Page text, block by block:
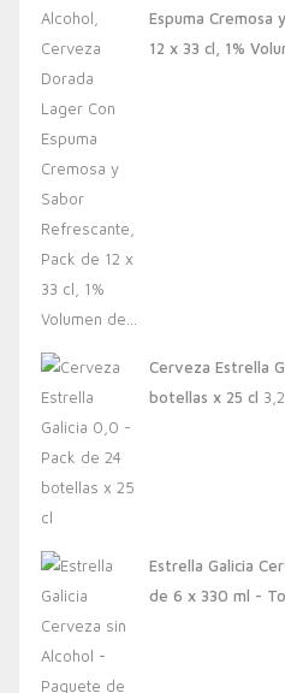
Espuma Cremosa
12 x 33 cl, 1%
Cerveza Estrella
botellas x 25 cl
Estrella Galicia
de 6 x 330 ml -